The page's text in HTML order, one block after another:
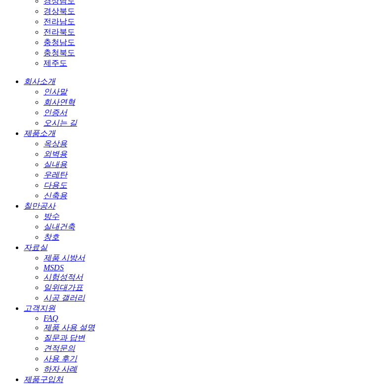
경상북도
전라남도
전라북도
충청남도
충청북도
제주도
회사소개
인사말
회사연혁
인증서
오시는 길
제품소개
옥상용
외벽용
실내용
우레탄
다용도
신축용
칠만공사
방수
실내건축
창호
자료실
제품 시방서
MSDS
시험성적서
일위대가표
시공 갤러리
고객지원
FAQ
제품 사용 설명
질문과 답변
견적문의
사용 후기
하자 사례
제품구입처